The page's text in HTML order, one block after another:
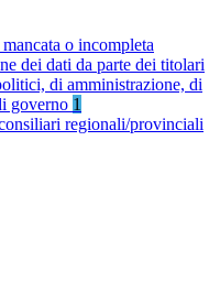
o incompleta
dei dati da parte dei titolari
di amministrazione, di
governo 1
regionali/provinciali